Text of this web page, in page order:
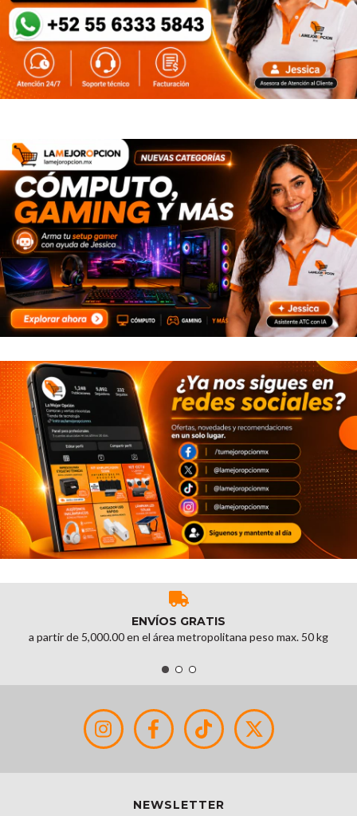
ENVÍOS GRATIS
a partir de 5,000.00 en el área metropolitana peso max. 50 kg
NEWSLETTER